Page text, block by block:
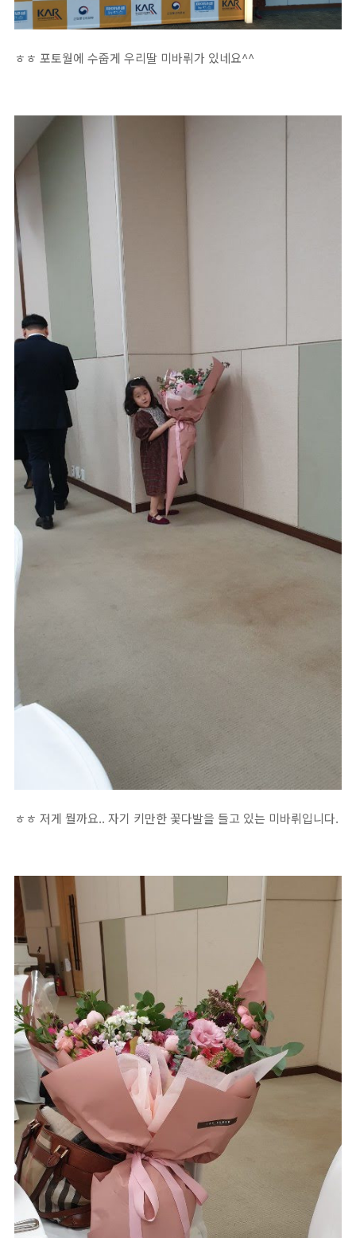
ㅎㅎ 포토월에 수줍게 우리딸 미바뤼가 있네요^^
ㅎㅎ 저게 뭘까요.. 자기 키만한 꽃다발을 들고 있는 미바뤼입니다.